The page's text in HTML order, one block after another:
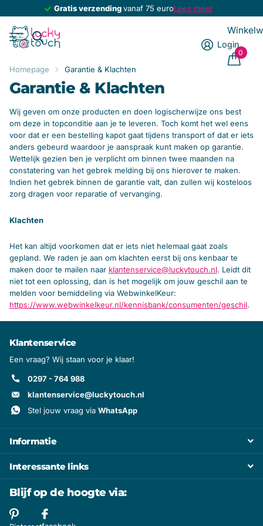
Gratis verzendingvanaf 75 euroLees meer
Gratis verzending
Login
0
Homepage Garantie & Klachten
Garantie & Klachten
Wij geven om onze producten en doen logischerwijze ons best
om deze in topconditie aan je te leveren. Toch komt het wel eens
voor dat er een bestelling kapot gaat tijdens transport of dat er iets
anders gebeurd waardoor je aanspraak kunt maken op garantie.
Wettelijk gezien ben je verplicht om binnen twee maanden na
constatering van het gebrek melding bij ons hierover te maken.
Indien het gebrek binnen de garantie valt, dan zullen wij kosteloos
zorg dragen voor reparatie of vervanging.
Klachten
Het kan altijd voorkomen dat er iets niet helemaal gaat zoals
gepland. We raden je aan om klachten eerst bij ons kenbaar te
maken door te mailen naar klantenservice@luckytouch.nl. Leidt dit
niet tot een oplossing, dan is het mogelijk om jouw geschil aan te
melden voor bemiddeling via WebwinkelKeur:
https://www.webwinkelkeur.nl/kennisbank/consumenten/geschil.
Klantenservice
Een vraag? Wij staan voor je klaar!
0297 - 764 988
klantenservice@luckytouch.nl
Stel jouw vraag via WhatsApp
Informatie
Interessante links
Blijf op de hoogte via: